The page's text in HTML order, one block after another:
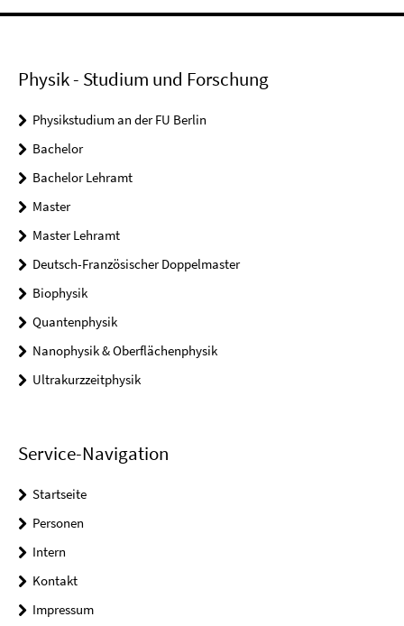
Physik - Studium und Forschung
Physikstudium an der FU Berlin
Bachelor
Bachelor Lehramt
Master
Master Lehramt
Deutsch-Französischer Doppelmaster
Biophysik
Quantenphysik
Nanophysik & Oberflächenphysik
Ultrakurzzeitphysik
Service-Navigation
Startseite
Personen
Intern
Kontakt
Impressum